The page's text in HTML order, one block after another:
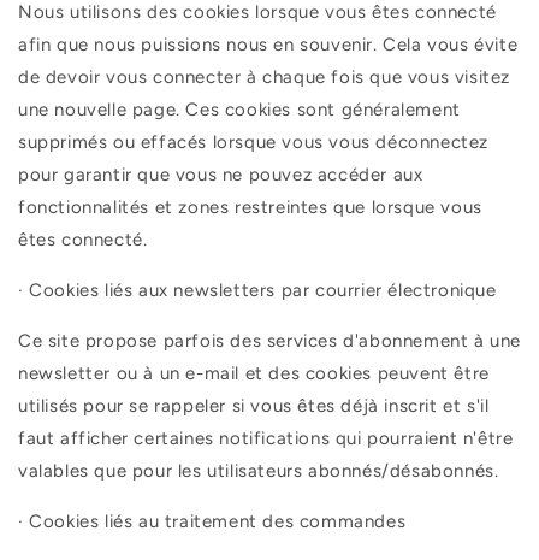
Nous utilisons des cookies lorsque vous êtes connecté
afin que nous puissions nous en souvenir. Cela vous évite
de devoir vous connecter à chaque fois que vous visitez
une nouvelle page. Ces cookies sont généralement
supprimés ou effacés lorsque vous vous déconnectez
pour garantir que vous ne pouvez accéder aux
fonctionnalités et zones restreintes que lorsque vous
êtes connecté.
· Cookies liés aux newsletters par courrier électronique
Ce site propose parfois des services d'abonnement à une
newsletter ou à un e-mail et des cookies peuvent être
utilisés pour se rappeler si vous êtes déjà inscrit et s'il
faut afficher certaines notifications qui pourraient n'être
valables que pour les utilisateurs abonnés/désabonnés.
· Cookies liés au traitement des commandes